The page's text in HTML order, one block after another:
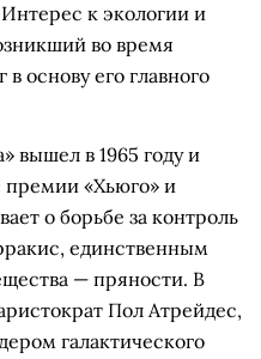
к экологии и
во время
основу его главного
вышел в 1965 году и
премии «Хьюго» и
о борьбе за контроль
единственным
— пряности. В
Пол Атрейдес,
галактического